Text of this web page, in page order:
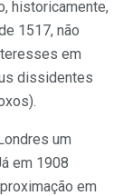
historicamente,
1517, não
em
dissidentes
um
em 1908
em